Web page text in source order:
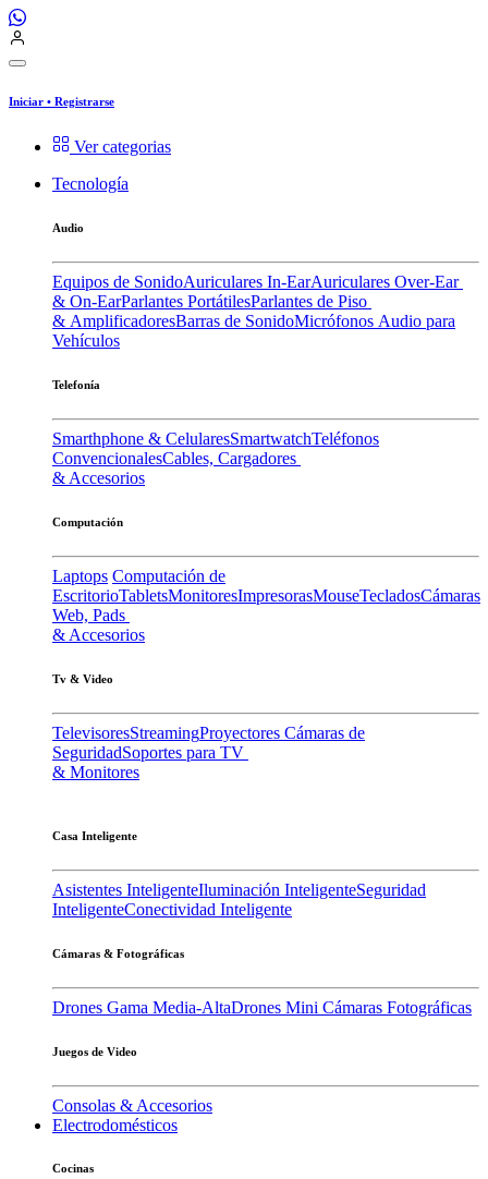
Iniciar • Registrarse
Ver categorias
Tecnología
Audio
Equipos de SonidoAuriculares In-EarAuriculares Over-Ear
& On-EarParlantes PortátilesParlantes de Piso
& AmplificadoresBarras de SonidoMicrófonos Audio para
Vehículos
Telefonía
Smarthphone & CelularesSmartwatchTeléfonos
ConvencionalesCables, Cargadores
& Accesorios
Computación
Laptops Computación de
EscritorioTabletsMonitoresImpresorasMouseTecladosCámaras
Web, Pads
& Accesorios
Tv & Video
TelevisoresStreamingProyectores Cámaras de
SeguridadSoportes para TV
& Monitores
Casa Inteligente
Asistentes InteligenteIluminación InteligenteSeguridad
InteligenteConectividad Inteligente
Cámaras & Fotográficas
Drones Gama Media-AltaDrones Mini Cámaras Fotográficas
Juegos de Video
Consolas & Accesorios
Electrodomésticos
Cocinas